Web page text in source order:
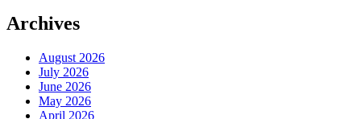
Archives
August 2026
July 2026
June 2026
May 2026
April 2026